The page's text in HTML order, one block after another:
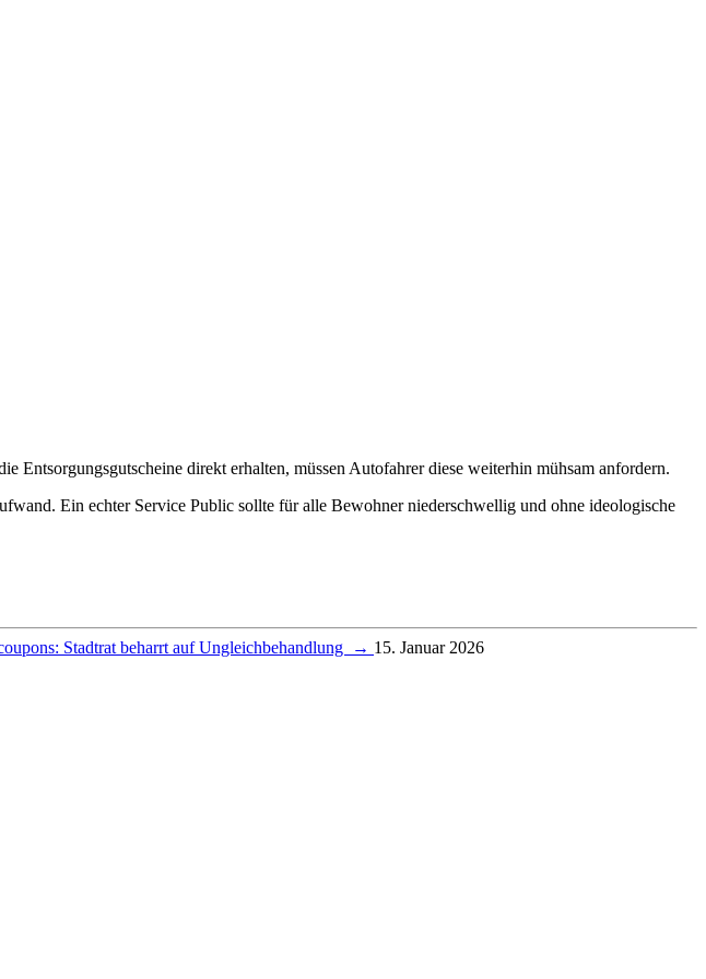
Entsorgungsgutscheine direkt erhalten, müssen Autofahrer diese weiterhin mühsam anfordern.
Ein echter Service Public sollte für alle Bewohner niederschwellig und ohne ideologische
Stadtrat beharrt auf Ungleichbehandlung → 15. Januar 2026